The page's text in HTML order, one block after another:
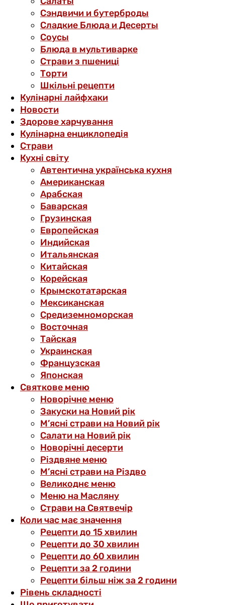
Сэндвичи и бутерброды
Сладкие Блюда и Десерты
Соусы
Блюда в мультиварке
Страви з пшениці
Торти
Шкільні рецепти
Кулінарні лайфхаки
Новости
Здорове харчування
Кулінарна енциклопедія
Страви
Кухні світу
Автентична українська кухня
Американская
Арабская
Баварская
Грузинская
Европейская
Индийская
Итальянская
Китайская
Корейская
Крымскотатарская
Мексиканская
Средиземноморская
Восточная
Тайская
Украинская
Французская
Японская
Святкове меню
Новорічне меню
Закуски на Новий рік
М’ясні страви на Новий рік
Салати на Новий рік
Новорічні десерти
Різдвяне меню
М’ясні страви на Різдво
Великоднє меню
Меню на Масляну
Страви на Святвечір
Коли час має значення
Рецепти до 15 хвилин
Рецепти до 30 хвилин
Рецепти до 60 хвилин
Рецепти за 2 години
Рецепти більш ніж за 2 години
Рівень складності